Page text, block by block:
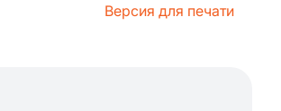
Версия для печати